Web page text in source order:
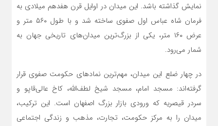
نمایش گذاشته باشد. این میدان در اوایل قرن هفدهم میلادی به
فرمان شاه عباس اول صفوی ساخته شد و با طول ۵۶۰ متر و
عرض ۱۶۰ متر، یکی از بزرگ‌ترین میدان‌های تاریخی جهان به
شمار می‌رود.
در چهار ضلع این میدان، مهم‌ترین نمادهای حکومت صفوی قرار
گرفته‌اند: مسجد امام، مسجد شیخ لطف‌الله، کاخ عالی‌قاپو و
سردر قیصریه که ورودی بازار بزرگ اصفهان است. این ترکیب،
میدان را به مرکز حکومت، تجارت، مذهب و زندگی اجتماعی